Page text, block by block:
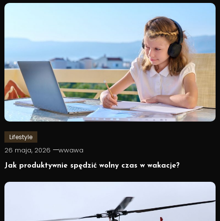
Lifestyle
26 maja, 2026 wwawa
Jak produktywnie spędzić wolny czas w wakacje?